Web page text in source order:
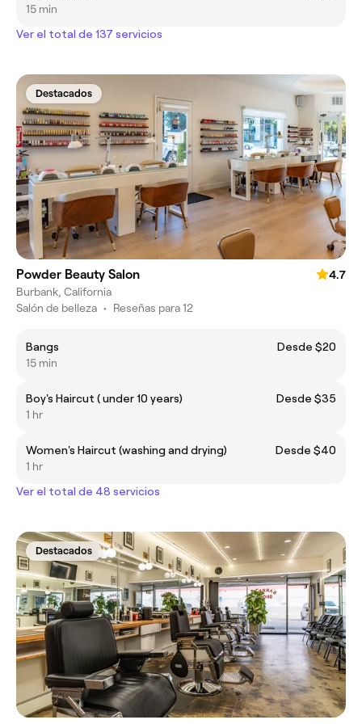
15 min
Ver el total de 137 servicios
Destacados
Powder Beauty Salon
4.7
Burbank, California
Salón de belleza • Reseñas para 12
Bangs
Desde $20
15 min
Boy's Haircut ( under 10 years)
Desde $35
1 hr
Women's Haircut (washing and drying)
Desde $40
1 hr
Ver el total de 48 servicios
Destacados